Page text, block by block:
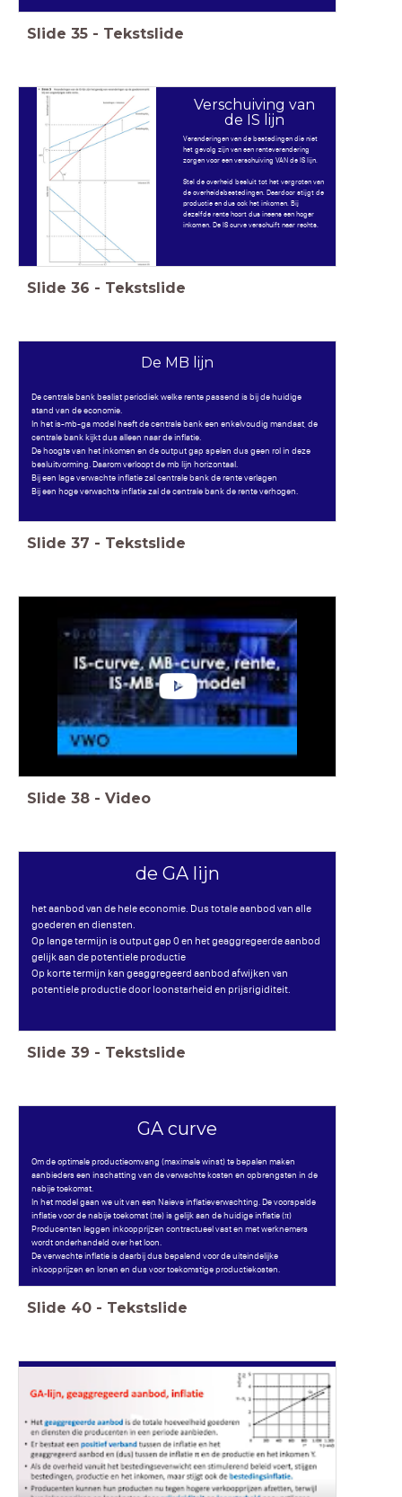
Slide 35 - Tekstslide
Verschuiving van
de IS lijn
Veranderingen van de bestedingen die niet
het gevolg zijn van een renteverandering
zorgen voor een verschuiving VAN de IS lijn.
Stel de overheid besluit tot het vergroten van
de overheidsbestedingen. Daardoor stijgt de
productie en dus ook het inkomen. Bij
dezelfde rente hoort dus ineens een hoger
inkomen. De IS curve verschuift naar rechts.
Slide 36 - Tekstslide
De MB lijn
De centrale bank beslist periodiek welke rente passend is bij de huidige
stand van de economie.
In het is-mb-ga model heeft de centrale bank een enkelvoudig mandaat, de
centrale bank kijkt dus alleen naar de inflatie.
De hoogte van het inkomen en de output gap spelen dus geen rol in deze
besluitvorming. Daarom verloopt de mb lijn horizontaal.
Bij een lage verwachte inflatie zal centrale bank de rente verlagen
Bij een hoge verwachte inflatie zal de centrale bank de rente verhogen.
Slide 37 - Tekstslide
Slide 38 - Video
de GA lijn
het aanbod van de hele economie. Dus totale aanbod van alle
goederen en diensten.
Op lange termijn is output gap 0 en het geaggregeerde aanbod
gelijk aan de potentiele productie
Op korte termijn kan geaggregeerd aanbod afwijken van
potentiele productie door loonstarheid en prijsrigiditeit.
Slide 39 - Tekstslide
GA curve
Om de optimale productieomvang (maximale winst) te bepalen maken
aanbieders een inschatting van de verwachte kosten en opbrengsten in de
nabije toekomst.
In het model gaan we uit van een Naieve inflatieverwachting. De voorspelde
inflatie voor de nabije toekomst (πe) is gelijk aan de huidige inflatie (π)
Producenten leggen inkoopprijzen contractueel vast en met werknemers
wordt onderhandeld over het loon.
De verwachte inflatie is daarbij dus bepalend voor de uiteindelijke
inkoopprijzen en lonen en dus voor toekomstige productiekosten.
Slide 40 - Tekstslide